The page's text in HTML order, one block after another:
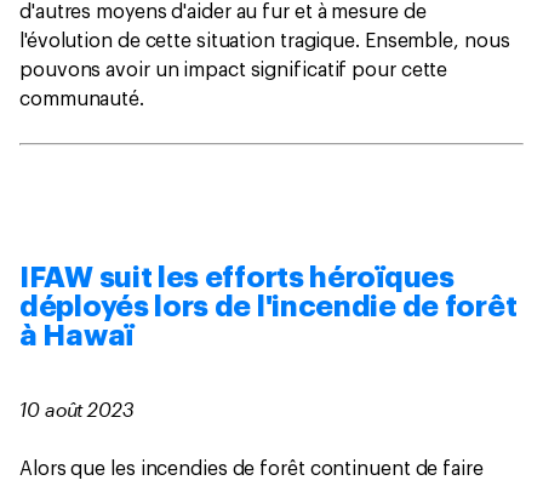
d'autres moyens d'aider au fur et à mesure de
l'évolution de cette situation tragique. Ensemble, nous
pouvons avoir un impact significatif pour cette
communauté.
IFAW suit les efforts héroïques
déployés lors de l'incendie de forêt
à Hawaï
10 août 2023
Alors que les incendies de forêt continuent de faire